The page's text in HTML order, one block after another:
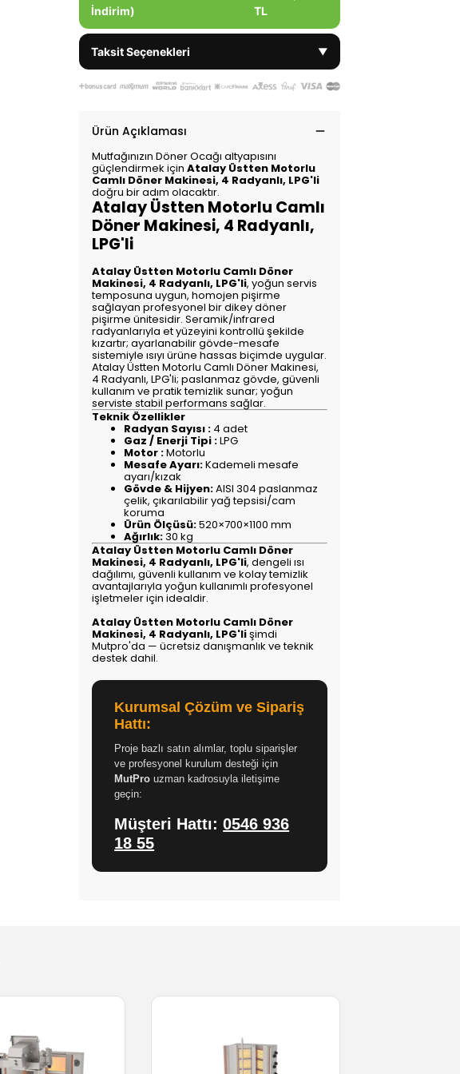
İndirim)
TL
Taksit Seçenekleri ▼
Ürün Açıklaması
Mutfağınızın Döner Ocağı altyapısını
güçlendirmek içinAtalay Üstten Motorlu
Camlı Döner Makinesi, 4 Radyanlı, LPG'li
doğru bir adım olacaktır.
Atalay Üstten Motorlu Camlı
Döner Makinesi, 4 Radyanlı,
LPG'li
Atalay Üstten Motorlu Camlı Döner
Makinesi, 4 Radyanlı, LPG'li, yoğun servis
temposuna uygun, homojen pişirme
sağlayan profesyonel bir dikey döner
pişirme ünitesidir. Seramik/infrared
radyanlarıyla et yüzeyini kontrollü şekilde
kızartır; ayarlanabilir gövde-mesafe
sistemiyle ısıyı ürüne hassas biçimde uygular.
Atalay Üstten Motorlu Camlı Döner Makinesi,
4 Radyanlı, LPG'li; paslanmaz gövde, güvenli
kullanım ve pratik temizlik sunar; yoğun
serviste stabil performans sağlar.
Teknik Özellikler
Radyan Sayısı : 4 adet
Gaz / Enerji Tipi :LPG
Motor :Motorlu
Mesafe Ayarı:Kademeli mesafe
ayarı/kızak
Gövde & Hijyen:AISI 304 paslanmaz
çelik, çıkarılabilir yağ tepsisi/cam
koruma
Ürün Ölçüsü:520×700×1100 mm
Ağırlık:30 kg
Atalay Üstten Motorlu Camlı Döner
Makinesi, 4 Radyanlı, LPG'li, dengeli ısı
dağılımı, güvenli kullanım ve kolay temizlik
avantajlarıyla yoğun kullanımlı profesyonel
işletmeler için idealdir.
Atalay Üstten Motorlu Camlı Döner
Makinesi, 4 Radyanlı, LPG'lişimdi
Mutpro'da — ücretsiz danışmanlık ve teknik
destek dahil.
Kurumsal Çözüm ve Sipariş
Hattı:
Proje bazlı satın alımlar, toplu siparişler
ve profesyonel kurulum desteği için
MutPro uzman kadrosuyla iletişime
geçin:
Müşteri Hattı:0546 936
18 55